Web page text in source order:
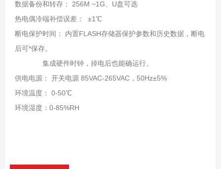
数据备份和转存： 256M ~1G、U盘可选
热电偶冷端补偿误差： ±1℃
断电保护时间： 内置FLASH存储器保护参数和历史数据，断电
后可*保存。
集成硬件时钟，掉电后也能确运行。
供电电源： 开关电源 85VAC-265VAC，50Hz±5%
环境温度： 0-50℃
环境湿度：0-85%RH